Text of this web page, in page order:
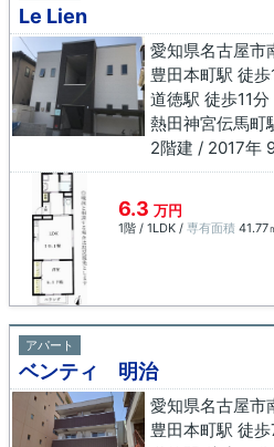
Le Lien
愛知県名古屋市
豊田本町駅 徒歩
道徳駅 徒歩11分
熱田神宮伝馬町
2階建 / 2017年
6.3 万円
1階 / 1LDK / 専有面積 41.77
アパート
ベンティ 明治
愛知県名古屋市
豊田本町駅 徒